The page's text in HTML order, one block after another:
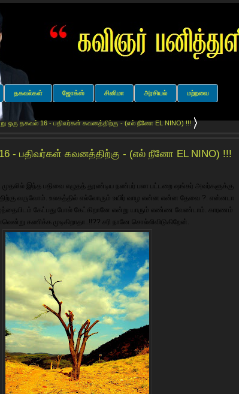
தகவல்கள் ஜோக்ஸ் சினிமா அரசியல் மற்றவை
ஒரு தகவல் 16 - பதிவர்கள் கவனத்திற்கு - (எல் நீனோ EL NINO) !!!
- பதிவர்கள் கவனத்திற்கு - (எல் நீனோ EL NINO) !!!
இந்த பதிவை எழுதத் தூண்டிய நண்பர் பலா பட்டறை ஷங்கர் அவர்களுக்கு
வருவோம். உலகத்தில் எல்லோரும் உயிர் வாழ என்ன என்ன தேவை ?. என்னடா
கேட்பது போல் கேட்கிறானே என்று யாரும் எண்ண வேண்டாம். காரணம்
கணிக்க முடிகிறாதா..!!?? சரி நானே சொல்லிவிடுகிறேன்.